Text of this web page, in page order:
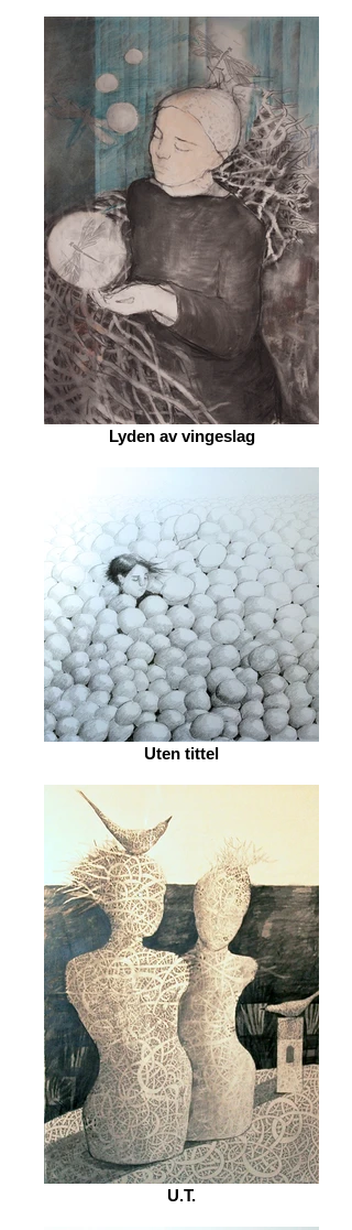
Lyden av vingeslag
Uten tittel
U.T.